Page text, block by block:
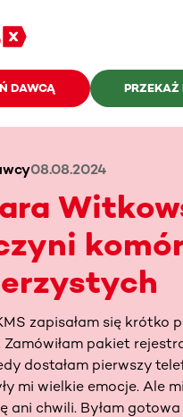
DAWCĄ PRZEKAŻ
08.08.2024
zapisałam się krótko
Zamówiłam pakiet
dostałam pierwszy
mi wielkie emocje. Ale
ani chwili. Byłam